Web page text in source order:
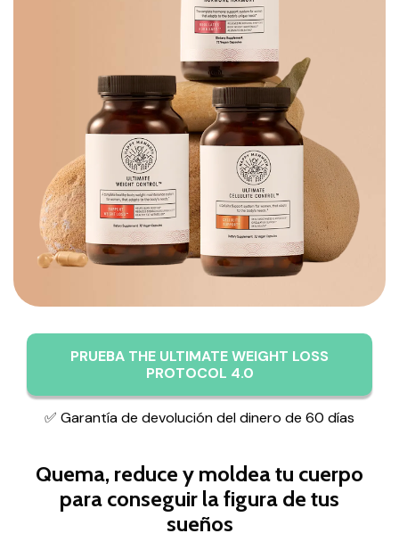
PRUEBA THE ULTIMATE WEIGHT LOSS
PROTOCOL 4.0
✅ Garantía de devolución del dinero de 60 días
Quema, reduce y moldea tu cuerpo
para conseguir la figura de tus
sueños